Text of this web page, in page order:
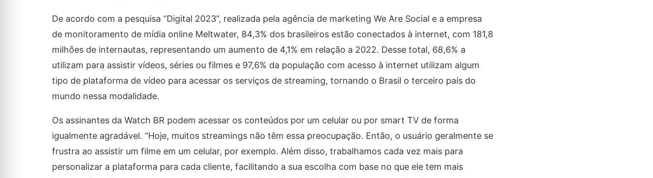
De acordo com a pesquisa “Digital 2023”, realizada pela agência de marketing We Are Social e a empresa
de monitoramento de mídia online Meltwater, 84,3% dos brasileiros estão conectados à internet, com 181,8
milhões de internautas, representando um aumento de 4,1% em relação a 2022. Desse total, 68,6% a
utilizam para assistir vídeos, séries ou filmes e 97,6% da população com acesso à internet utilizam algum
tipo de plataforma de vídeo para acessar os serviços de streaming, tornando o Brasil o terceiro país do
mundo nessa modalidade.
Os assinantes da Watch BR podem acessar os conteúdos por um celular ou por smart TV de forma
igualmente agradável. “Hoje, muitos streamings não têm essa preocupação. Então, o usuário geralmente se
frustra ao assistir um filme em um celular, por exemplo. Além disso, trabalhamos cada vez mais para
personalizar a plataforma para cada cliente, facilitando a sua escolha com base no que ele tem mais